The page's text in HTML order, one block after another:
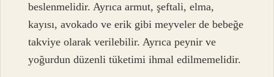
beslenmelidir. Ayrıca armut, şeftali, elma,
kayısı, avokado ve erik gibi meyveler de bebeğe
takviye olarak verilebilir. Ayrıca peynir ve
yoğurdun düzenli tüketimi ihmal edilmemelidir.